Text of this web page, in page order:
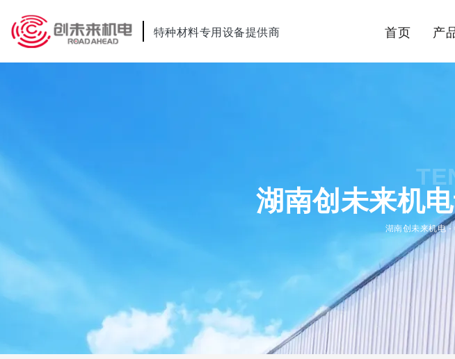
特种材料专用设备提供商 首页 产
湖南创未来机
湖南创未来机电 -